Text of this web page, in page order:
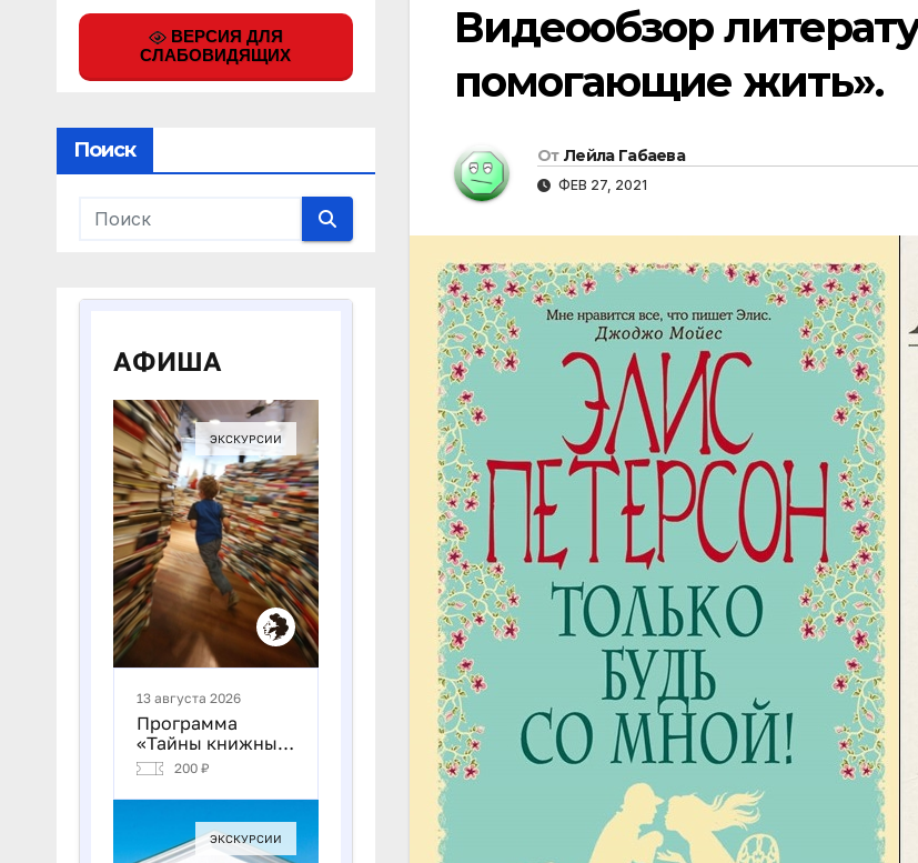
ВЕРСИЯ ДЛЯ
СЛАБОВИДЯЩИХ
Поиск
Видеообзор
помогающие жить».
От Лейла Габаева
ФЕВ 27, 2021